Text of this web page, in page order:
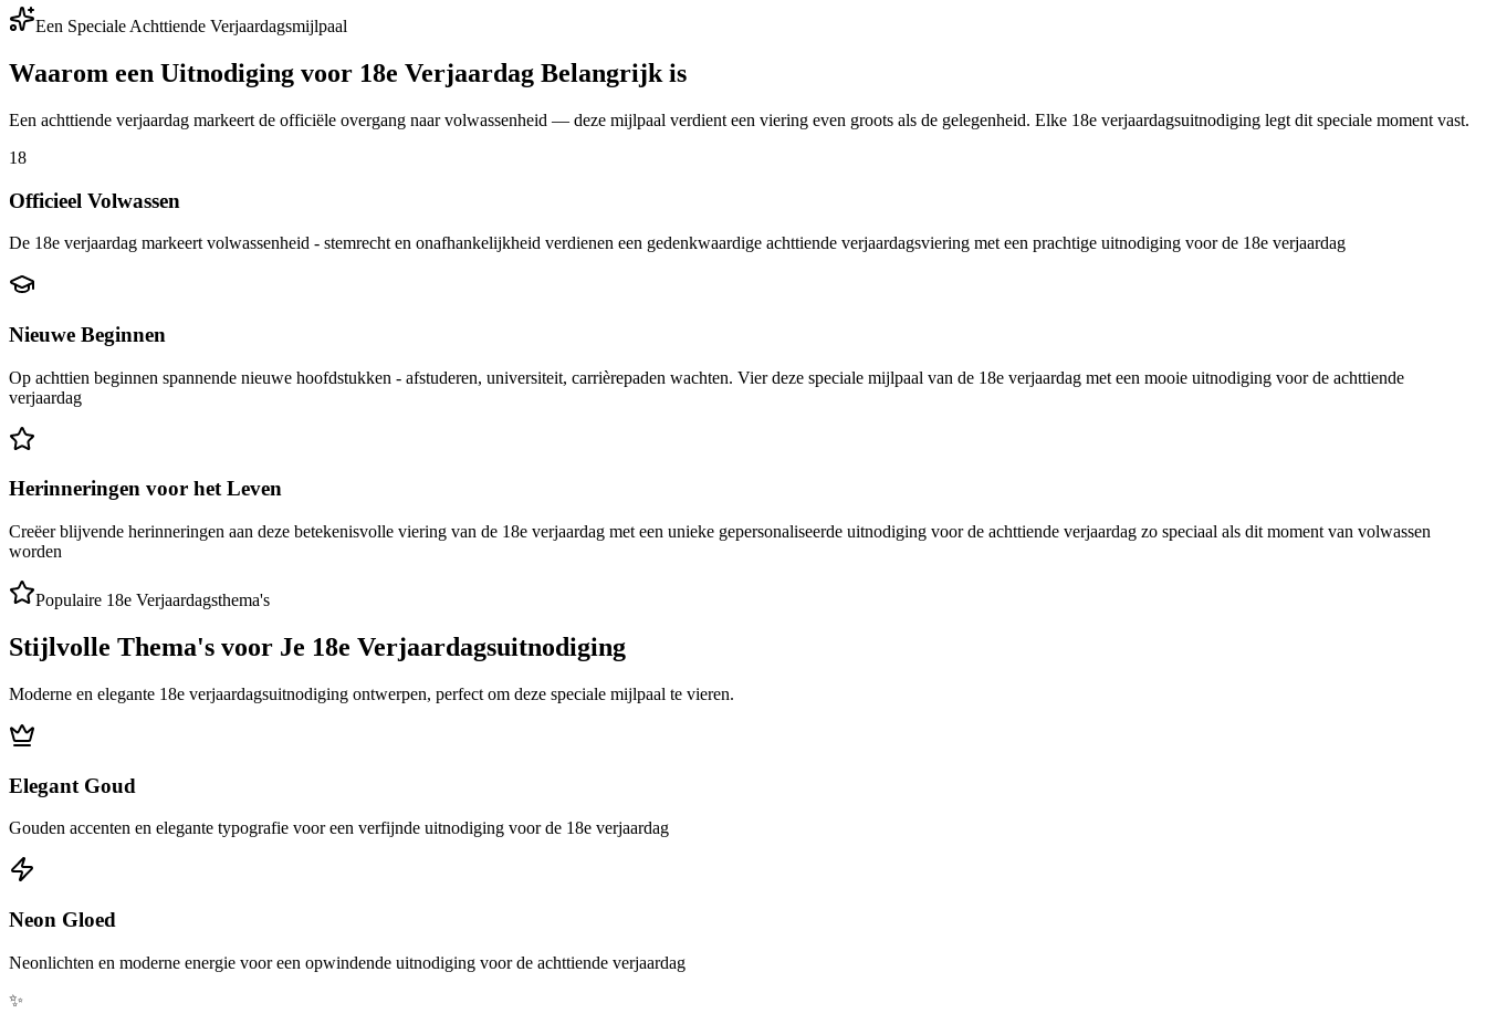
Een Speciale Achttiende Verjaardagsmijlpaal
Waarom een Uitnodiging voor 18e Verjaardag Belangrijk is
Een achttiende verjaardag markeert de officiële overgang naar volwassenheid — deze mijlpaal verdient een viering even groots als de gelegenheid. Elke 18e verjaardagsuitnodiging legt dit speciale moment vast.
18
Officieel Volwassen
De 18e verjaardag markeert volwassenheid - stemrecht en onafhankelijkheid verdienen een gedenkwaardige achttiende verjaardagsviering met een prachtige uitnodiging voor de 18e verjaardag
Nieuwe Beginnen
Op achttien beginnen spannende nieuwe hoofdstukken - afstuderen, universiteit, carrièrepaden wachten. Vier deze speciale mijlpaal van de 18e verjaardag met een mooie uitnodiging voor de achttiende
verjaardag
Herinneringen voor het Leven
Creëer blijvende herinneringen aan deze betekenisvolle viering van de 18e verjaardag met een unieke gepersonaliseerde uitnodiging voor de achttiende verjaardag zo speciaal als dit moment van volwassen
worden
Populaire 18e Verjaardagsthema's
Stijlvolle Thema's voor Je 18e Verjaardagsuitnodiging
Moderne en elegante 18e verjaardagsuitnodiging ontwerpen, perfect om deze speciale mijlpaal te vieren.
Elegant Goud
Gouden accenten en elegante typografie voor een verfijnde uitnodiging voor de 18e verjaardag
Neon Gloed
Neonlichten en moderne energie voor een opwindende uitnodiging voor de achttiende verjaardag
✨